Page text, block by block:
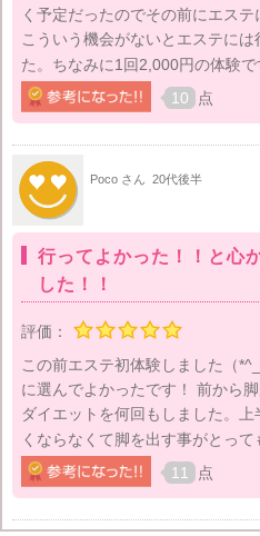
く予定だったのでその前にエス
こういう機会がないとエステに
た。ちなみに1回2,000円の体験で
10 点
Poco さん 20代後半
行ってよかった！！と心
した！！
評価：
この前エステ初体験しました（
に選んでよかったです！ 前から
ダイエットを何回もしました。
くならなくて脚を出す事がとって
11 点